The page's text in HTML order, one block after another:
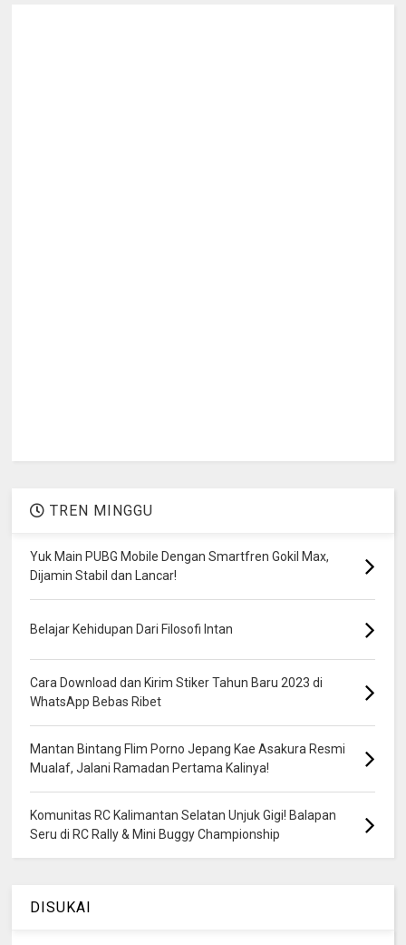
TREN MINGGU
Yuk Main PUBG Mobile Dengan Smartfren Gokil Max,
Dijamin Stabil dan Lancar!
Belajar Kehidupan Dari Filosofi Intan
Cara Download dan Kirim Stiker Tahun Baru 2023 di
WhatsApp Bebas Ribet
Mantan Bintang Flim Porno Jepang Kae Asakura Resmi
Mualaf, Jalani Ramadan Pertama Kalinya!
Komunitas RC Kalimantan Selatan Unjuk Gigi! Balapan
Seru di RC Rally & Mini Buggy Championship
DISUKAI